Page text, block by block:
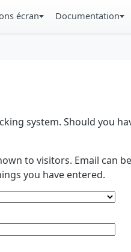
écran Documentation
system. Should you
to visitors. Email can
you have entered.